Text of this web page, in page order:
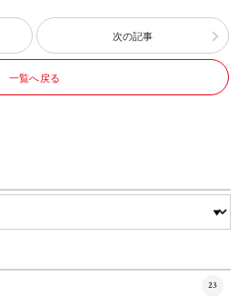
次の記事
一覧へ戻る
23